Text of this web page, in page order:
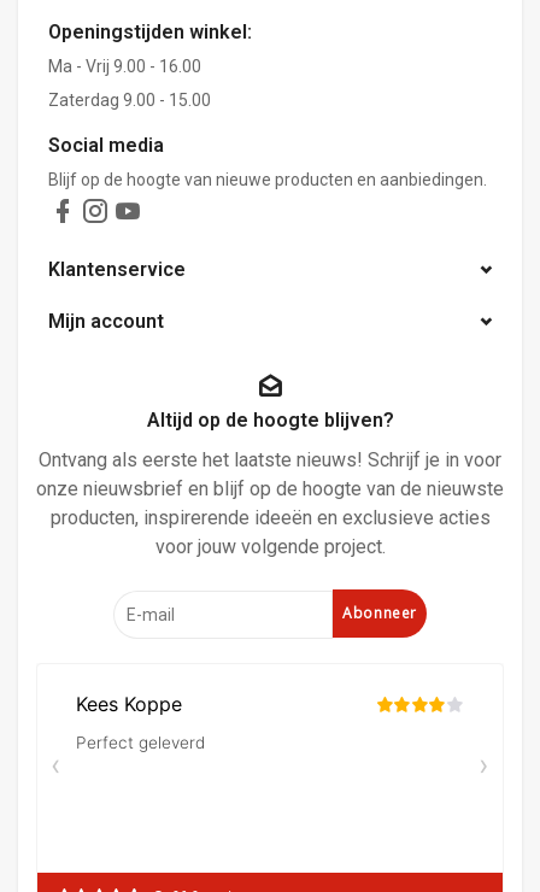
Openingstijden winkel:
Ma - Vrij 9.00 - 16.00
Zaterdag 9.00 - 15.00
Social media
Blijf op de hoogte van nieuwe producten en aanbiedingen.
Klantenservice
Mijn account
Altijd op de hoogte blijven?
Ontvang als eerste het laatste nieuws! Schrijf je in voor
onze nieuwsbrief en blijf op de hoogte van de nieuwste
producten, inspirerende ideeën en exclusieve acties
voor jouw volgende project.
Abonneer